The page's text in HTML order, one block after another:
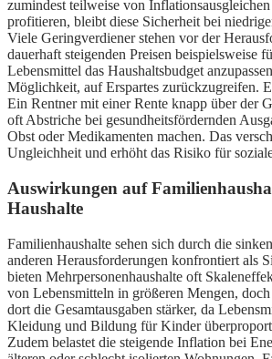
zumindest teilweise von
profitieren, bleibt diese Sicherheit bei
Viele Geringverdiener stehen vor der
dauerhaft steigenden Preisen beispielsweise
Lebensmittel das Haushaltsbudget
Möglichkeit, auf Erspartes zurückzugreifen.
Ein Rentner mit einer Rente knapp über der
oft Abstriche bei gesundheitsfördernden
Obst oder Medikamenten machen. Das
Ungleichheit und erhöht das Risiko für
Auswirkungen auf
Haushalte
Familienhaushalte sehen sich durch die
anderen Herausforderungen konfrontiert als
bieten Mehrpersonenhaushalte oft
von Lebensmitteln in größeren Mengen,
dort die Gesamtausgaben stärker, da
Kleidung und Bildung für Kinder
Zudem belastet die steigende Inflation bei